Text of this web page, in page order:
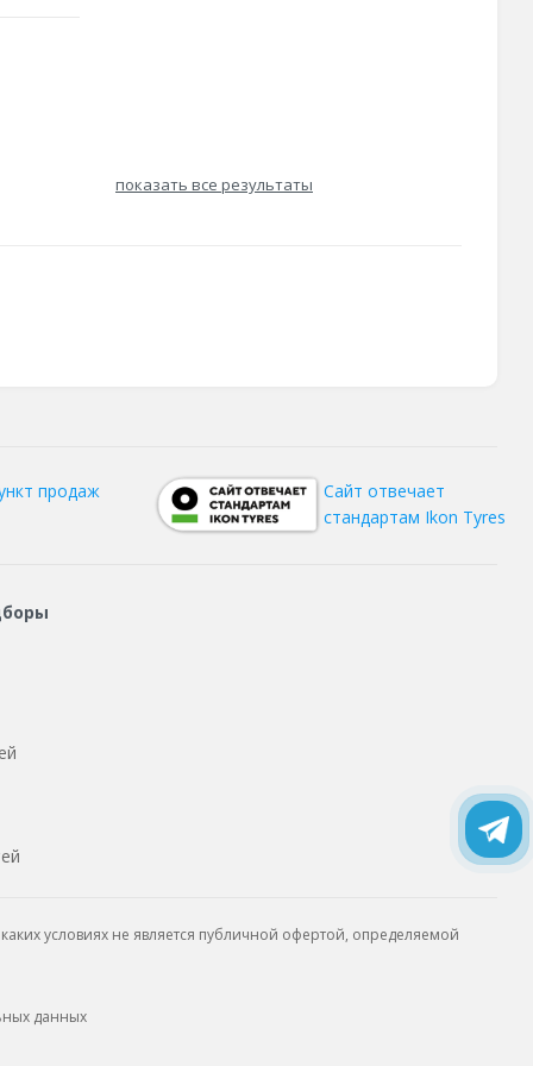
показать все результаты
продаж
Сайт отвечает
стандартам Ikon Tyres
условиях не является публичной офертой, определяемой
данных